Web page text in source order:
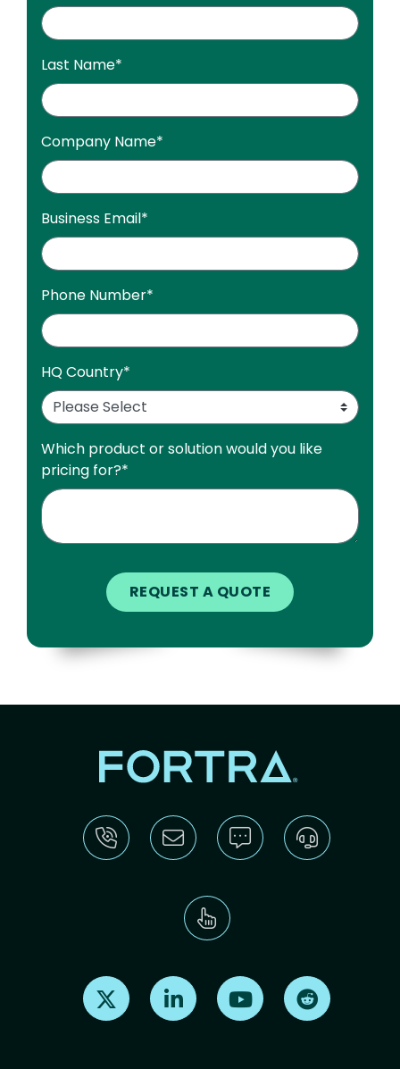
Last Name*
Company Name*
Business Email*
Phone Number*
HQ Country*
Which product or solution would you like
pricing for?*
Find us on X Find us on LinkedInFind us on Youtube